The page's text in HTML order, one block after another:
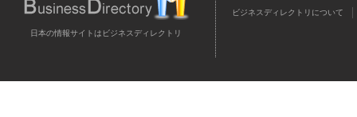
日本の情報サイトはビジネスディレクトリ
ビジネスディレクトリについて